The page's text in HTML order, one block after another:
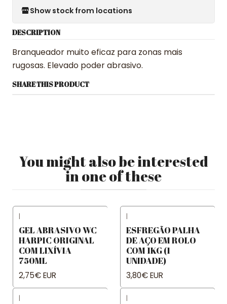
Show stock from locations
DESCRIPTION
Branqueador muito eficaz para zonas mais
rugosas. Elevado poder abrasivo.
SHARE THIS PRODUCT
You might also be interested
in one of these
|
GEL ABRASIVO WC
HARPIC ORIGINAL
COM LIXÍVIA
750ML
2,75€ EUR
|
ESFREGÃO PALHA
DE AÇO EM ROLO
COM 1KG (1
UNIDADE)
3,80€ EUR
| |